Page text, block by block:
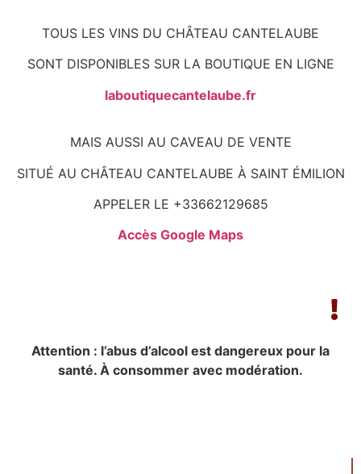
TOUS LES VINS DU CHÂTEAU CANTELAUBE
SONT DISPONIBLES SUR LA BOUTIQUE EN LIGNE
laboutiquecantelaube.fr
MAIS AUSSI AU CAVEAU DE VENTE
SITUÉ AU CHÂTEAU CANTELAUBE À SAINT ÉMILION
APPELER LE +33662129685
Accès Google Maps
Attention : l’abus d’alcool est dangereux pour la
santé. À consommer avec modération.